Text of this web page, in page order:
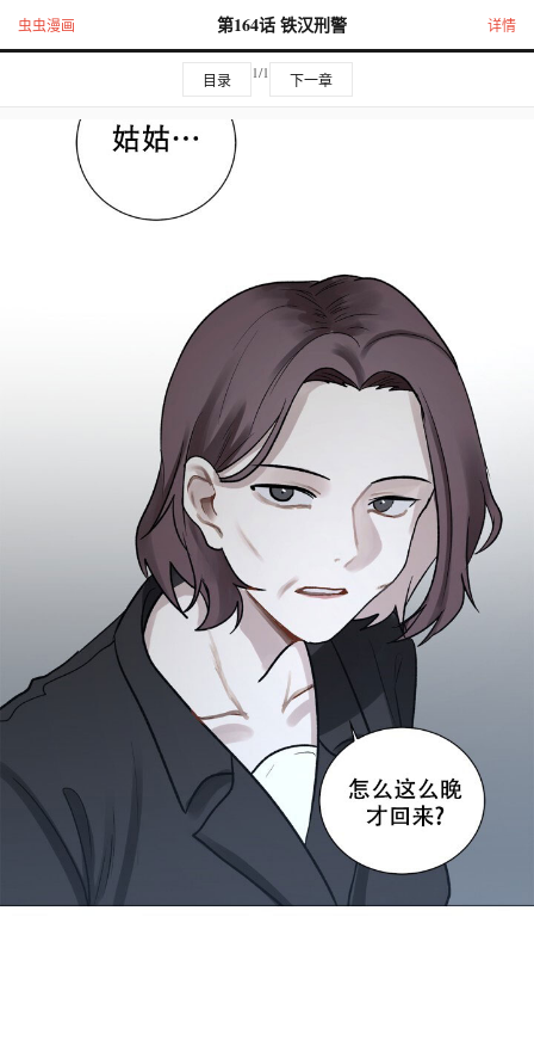
虫虫漫画 第164话 铁汉刑警 详情
目录 1/1 下一章